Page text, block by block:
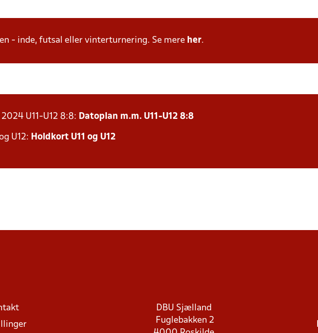
- inde, futsal eller vinterturnering. Se mere her.
U11-U12 8:8: Datoplan m.m. U11-U12 8:8
U12: Holdkort U11 og U12
DBU Sjælland
Fuglebakken 2